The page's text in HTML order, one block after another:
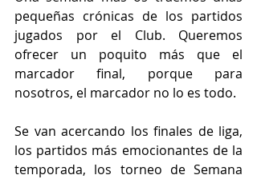
pequeñas crónicas de los partidos
jugados por el Club. Queremos
ofrecer un poquito más que el
marcador final, porque para
nosotros, el marcador no lo es todo.
Se van acercando los finales de liga,
los partidos más emocionantes de la
temporada, los torneo de Semana